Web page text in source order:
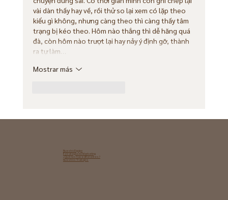
vài dàn thấy hay về, rồi thử so lại xem có lặp theo
kiểu gì không, nhưng càng theo thì càng thấy tâm
trạng bị kéo theo. Hôm nào thắng thì dễ hăng quá
đà, còn hôm nào trượt lại hay nảy ý định gỡ, thành
ra tự làm…
Mostrar más
Nuestro Equipo
Estrategia de Marketing​
¿Qué nos hace diferentes?
Nuestros Trabajos